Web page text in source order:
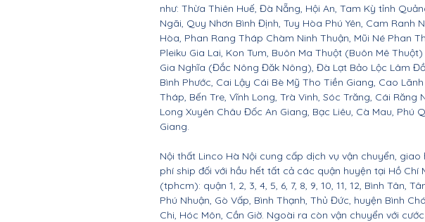
như: Thừa Thiên Huế, Đà Nẵng, Hội An, Tam Kỳ tỉnh
Ngãi, Quy Nhơn Bình Định, Tuy Hòa Phú Yên, Cam Ranh
Hòa, Phan Rang Tháp Chàm Ninh Thuận, Mũi Né Phan
Pleiku Gia Lai, Kon Tum, Buôn Ma Thuột (Buôn Mê
Gia Nghĩa (Đắc Nông Đăk Nông), Đà Lạt Bảo Lộc Lâm
Bình Phước, Cai Lậy Cái Bè Mỹ Tho Tiền Giang, Cao
Tháp, Bến Tre, Vĩnh Long, Trà Vinh, Sóc Trăng, Cái Răng
Long Xuyên Châu Đốc An Giang, Bạc Liêu, Cà Mau, Phú
Giang.
Nội thất Linco Hà Nội cung cấp dịch vụ vận chuyển, giao
phí ship đối với hầu hết tất cả các quận huyện tại Hồ Chí
(tphcm): quận 1, 2, 3, 4, 5, 6, 7, 8, 9, 10, 11, 12, Bình Tân,
Phú Nhuận, Gò Vấp, Bình Thạnh, Thủ Đức, huyện Bình
Chi, Hóc Môn, Cần Giờ. Ngoài ra còn vận chuyển với